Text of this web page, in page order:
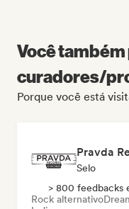
Você
curadores/
Porque você está
Pravda
Selo
> 800 feedbacks
Rock alternativo